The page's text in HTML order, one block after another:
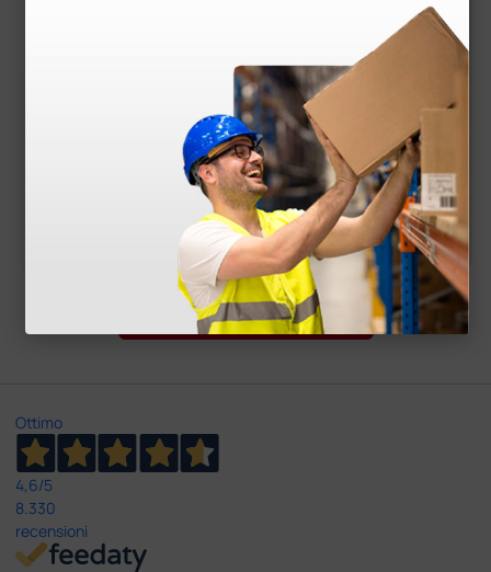
ue per scale - 4 ruot
1 pz.
Tavola spinale
112,00 €140,00 €
(Prezzo i.e.)
1 pz.
Carica più prodotti
Ottimo
4,6/5
8.330
recensioni